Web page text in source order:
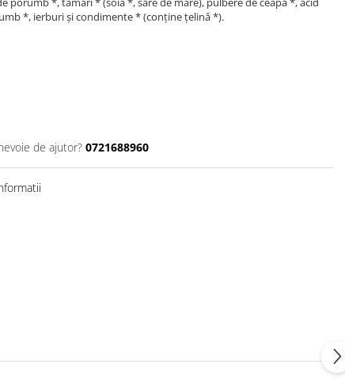
*, ierburi și condimente * (conține țelină *).
de ajutor? 0721688960